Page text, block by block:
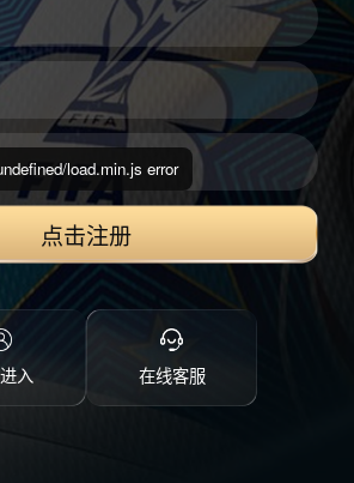
点击注册
入 在线客服
load.min.js error